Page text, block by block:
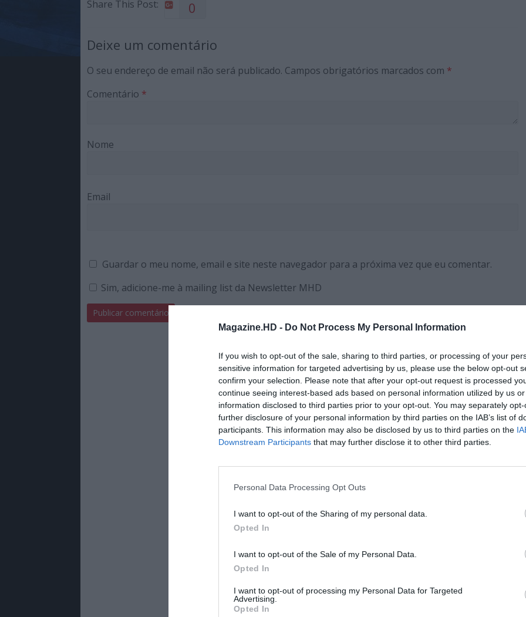
Magazine.HD - Do Not Process My Personal Information
If you wish to opt-out of the sale, sharing to third parties, or processing of your
sensitive information for targeted advertising by us, please use the below opt-out
confirm your selection. Please note that after your opt-out request is processed
continue seeing interest-based ads based on personal information utilized by us
information disclosed to third parties prior to your opt-out. You may separately
further disclosure of your personal information by third parties on the IAB’s list of
participants. This information may also be disclosed by us to third parties on the
Downstream Participants that may further disclose it to other third parties.
Personal Data Processing Opt Outs
I want to opt-out of the Sharing of my personal data.
Opted In
I want to opt-out of the Sale of my Personal Data.
Opted In
I want to opt-out of processing my Personal Data for Targeted
Advertising.
Opted In
Share This Post: 0
Deixe um comentário
O seu endereço de email não será publicado. Campos obrigatórios marcados com *
Comentário *
Nome
Email
Guardar o meu nome, email e site neste navegador para a próxima vez que eu comentar.
Sim, adicione-me à mailing list da Newsletter MHD